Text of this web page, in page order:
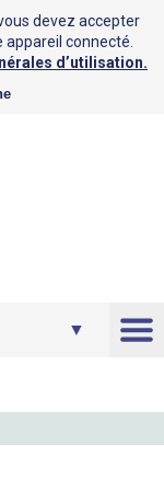
devez accepter
appareil connecté.
d’utilisation.